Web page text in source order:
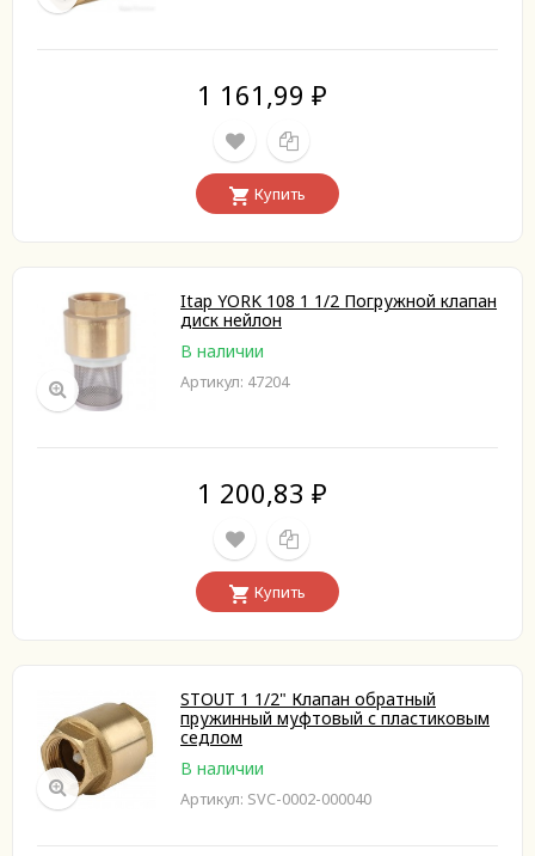
1 161,99 ₽
Купить
Itap YORK 108 1 1/2 Погружной клапан
диск нейлон
В наличии
Артикул: 47204
1 200,83 ₽
Купить
STOUT 1 1/2" Клапан обратный
пружинный муфтовый с пластиковым
седлом
В наличии
Артикул: SVC-0002-000040